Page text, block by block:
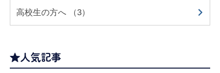
高校生の方へ （3）
人気記事